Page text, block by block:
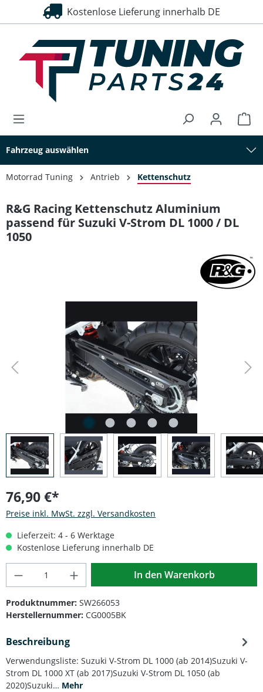
springen Kostenlose Lieferung innerhalb DE
Fahrzeug auswählen
Motorrad Tuning Antrieb Kettenschutz
R&G Racing Kettenschutz Aluminium
passend für Suzuki V-Strom DL 1000 / DL
1050
76,90 €*
Preise inkl. MwSt. zzgl. Versandkosten
Lieferzeit: 4 - 6 Werktage
Kostenlose Lieferung innerhalb DE
Produkt Anzahl: Gib den gewünschten
In den Warenkorb
Produktnummer: SW266053
Herstellernummer: CG0005BK
Beschreibung
Verwendungsliste: Suzuki V-Strom DL 1000 (ab 2014)Suzuki V-
Strom DL 1000 XT (ab 2017)Suzuki V-Strom DL 1050 (ab
2020)Suzuki… Mehr